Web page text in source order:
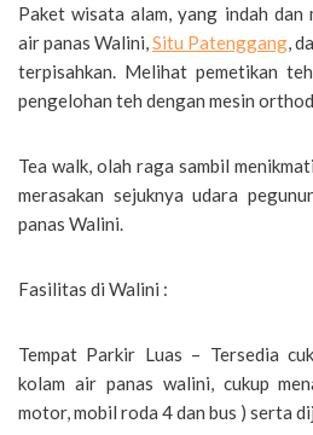
Paket wisata alam, yang indah dan
air panas Walini,Situ Patenggang,
terpisahkan. Melihat pemetikan
pengelohan teh dengan mesin
Tea walk, olah raga sambil
merasakan sejuknya udara
panas Walini.
Fasilitas di Walini :
Tempat Parkir Luas – Tersedia
kolam air panas walini, cukup
motor, mobil roda 4 dan bus ) serta